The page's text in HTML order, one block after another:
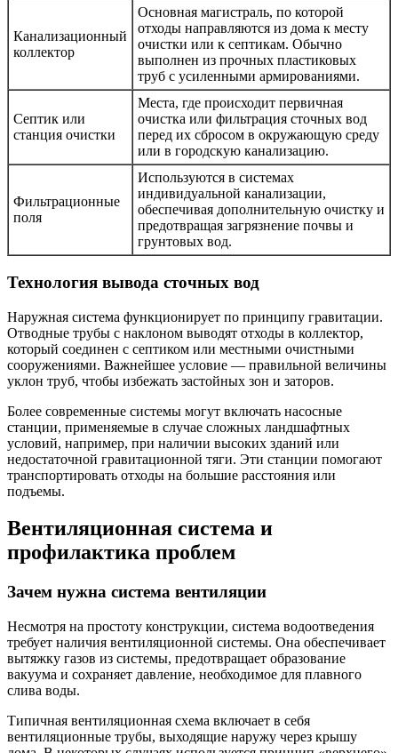
Канализационный
коллектор
Основная магистраль, по которой
отходы направляются из дома к месту
очистки или к септикам. Обычно
выполнен из прочных пластиковых
труб с усиленными армированиями.
Септик или
станция очистки
Места, где происходит первичная
очистка или фильтрация сточных вод
перед их сбросом в окружающую среду
или в городскую канализацию.
Фильтрационные
поля
Используются в системах
индивидуальной канализации,
обеспечивая дополнительную очистку и
предотвращая загрязнение почвы и
грунтовых вод.
Технология вывода сточных вод
Наружная система функционирует по принципу гравитации.
Отводные трубы с наклоном выводят отходы в коллектор,
который соединен с септиком или местными очистными
сооружениями. Важнейшее условие — правильной величины
уклон труб, чтобы избежать застойных зон и заторов.
Более современные системы могут включать насосные
станции, применяемые в случае сложных ландшафтных
условий, например, при наличии высоких зданий или
недостаточной гравитационной тяги. Эти станции помогают
транспортировать отходы на большие расстояния или
подъемы.
Вентиляционная система и
профилактика проблем
Зачем нужна система вентиляции
Несмотря на простоту конструкции, система водоотведения
требует наличия вентиляционной системы. Она обеспечивает
вытяжку газов из системы, предотвращает образование
вакуума и сохраняет давление, необходимое для плавного
слива воды.
Типичная вентиляционная схема включает в себя
вентиляционные трубы, выходящие наружу через крышу